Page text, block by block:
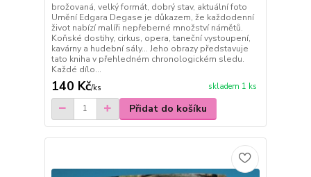
brožovaná, velký formát, dobrý stav, aktuální foto
Umění Edgara Degase je důkazem, že každodenní
život nabízí malíři nepřeberné množství námětů.
Koňské dostihy, cirkus, opera, taneční vystoupení,
kavárny a hudební sály… Jeho obrazy představuje
tato kniha v přehledném chronologickém sledu.
Každé dílo...
140 Kč/ks skladem 1 ks
Přidat do košíku